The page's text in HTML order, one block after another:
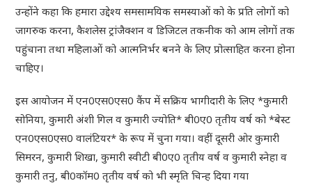
उन्होंने कहा कि हमारा उद्देश्य समसामयिक समस्याओं को के प्रति लोगों को
जागरुक करना, कैशलेस ट्रांजैक्शन व डिजिटल तकनीक को आम लोगों तक
पहुंचाना तथा महिलाओं को आत्मनिर्भर बनने के लिए प्रोत्साहित करना होना
चाहिए।
इस आयोजन में एन0एस0एस0 कैंप में सक्रिय भागीदारी के लिए *कुमारी
सोनिया, कुमारी अंशी गिल व कुमारी ज्योति* बी0ए0 तृतीय वर्ष को *बेस्ट
एन0एस0एस0 वालंटियर* के रूप में चुना गया। वहीं दूसरी ओर कुमारी
सिमरन, कुमारी शिखा, कुमारी स्वीटी बी0ए0 तृतीय वर्ष व कुमारी स्नेहा व
कुमारी तनु, बी0कॉम0 तृतीय वर्ष को भी स्मृति चिन्ह दिया गया